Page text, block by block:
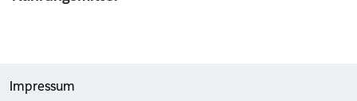
Impressum